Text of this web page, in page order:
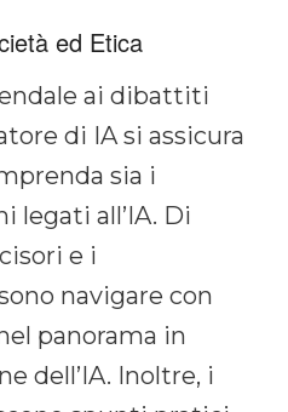
ed Etica
ai dibattiti
di IA si assicura
sia i
legati all’IA. Di
e i
navigare con
panorama in
dell’IA. Inoltre, i